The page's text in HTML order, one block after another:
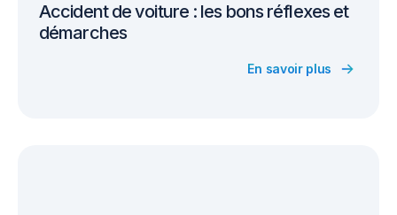
Accident de voiture : les bons réflexes et
démarches
En savoir plus